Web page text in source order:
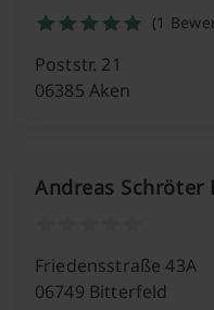
(1
Poststr. 21
06385 Aken
Andreas Schröter
Friedensstraße 43A
06749 Bitterfeld